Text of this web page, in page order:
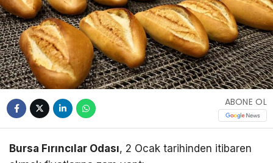
ABONE OL
Bursa Fırıncılar Odası, 2 Ocak tarihinden itibaren